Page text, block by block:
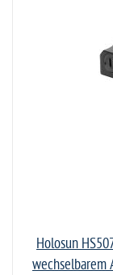
Holosun
wechselbarem